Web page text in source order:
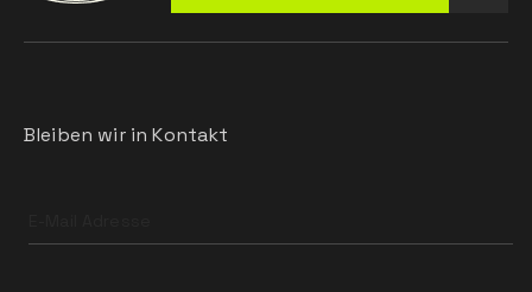
Bleiben wir in Kontakt
field